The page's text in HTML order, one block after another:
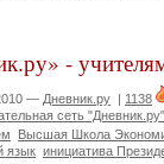
-
— Дневник.ру | 1138
сеть "Дневник.ру"
Высшая Школа
язык инициатива